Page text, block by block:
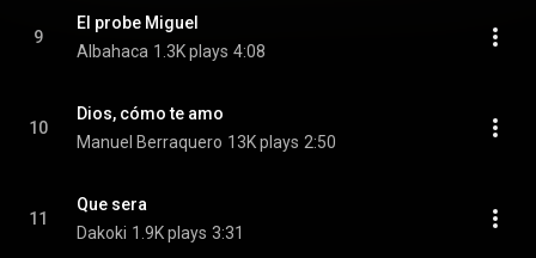
9
El probe Miguel
Albahaca 1.3K plays 4:08
10
Dios, cómo te amo
Manuel Berraquero 13K plays 2:50
11
Que sera
Dakoki 1.9K plays 3:31